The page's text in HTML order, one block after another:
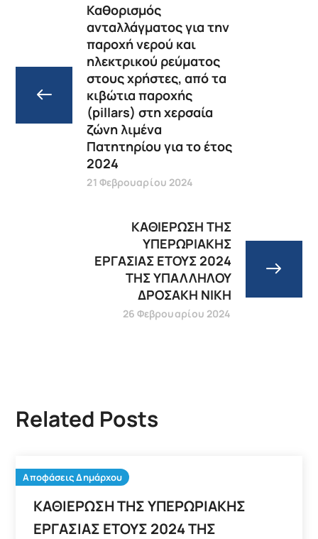
Καθορισμός
ανταλλάγματος για την
παροχή νερού και
ηλεκτρικού ρεύματος
στους χρήστες, από τα
κιβώτια παροχής
(pillars) στη χερσαία
ζώνη λιμένα
Πατητηρίου για το έτος
2024
21 Φεβρουαρίου 2024
ΚΑΘΙΕΡΩΣΗ ΤΗΣ
ΥΠΕΡΩΡΙΑΚΗΣ
ΕΡΓΑΣΙΑΣ ΕΤΟΥΣ 2024
ΤΗΣ ΥΠΑΛΛΗΛΟΥ
ΔΡΟΣΑΚΗ ΝΙΚΗ
26 Φεβρουαρίου 2024
Related Posts
Αποφάσεις Δημάρχου
ΚΑΘΙΕΡΩΣΗ ΤΗΣ ΥΠΕΡΩΡΙΑΚΗΣ
ΕΡΓΑΣΙΑΣ ΕΤΟΥΣ 2024 ΤΗΣ